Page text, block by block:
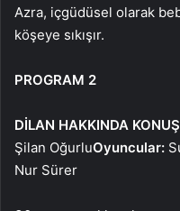
Azra, içgüdüsel olarak
köşeye sıkışır.
PROGRAM 2
DİLAN HAKKINDA
Şilan OğurluOyuncular:
Nur Sürer